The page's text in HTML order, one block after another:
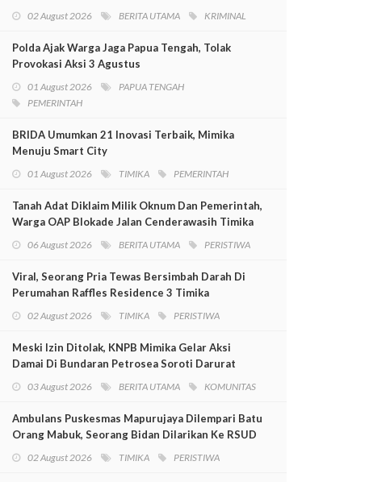
02 August 2026 BERITA UTAMA KRIMINAL
Polda Ajak Warga Jaga Papua Tengah, Tolak
Provokasi Aksi 3 Agustus
01 August 2026
PAPUA TENGAH
PEMERINTAH
BRIDA Umumkan 21 Inovasi Terbaik, Mimika
Menuju Smart City
01 August 2026 TIMIKA PEMERINTAH
Tanah Adat Diklaim Milik Oknum Dan Pemerintah,
Warga OAP Blokade Jalan Cenderawasih Timika
06 August 2026 BERITA UTAMA PERISTIWA
Viral, Seorang Pria Tewas Bersimbah Darah Di
Perumahan Raffles Residence 3 Timika
02 August 2026 TIMIKA PERISTIWA
Meski Izin Ditolak, KNPB Mimika Gelar Aksi
Damai Di Bundaran Petrosea Soroti Darurat
03 August 2026 BERITA UTAMA KOMUNITAS
Ambulans Puskesmas Mapurujaya Dilempari Batu
Orang Mabuk, Seorang Bidan Dilarikan Ke RSUD
02 August 2026 TIMIKA PERISTIWA